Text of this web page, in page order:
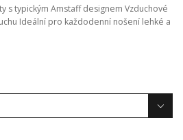
s typickým Amstaff designem Vzduchové
Ideální pro každodenní nošení lehké a